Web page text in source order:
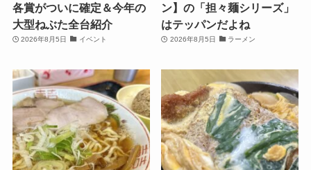
各賞がついに確定＆今年の
大型ねぶた全台紹介
2026年8月5日 イベント
ン】の「担々麺シリーズ」
はテッパンだよね
2026年8月5日 ラーメン